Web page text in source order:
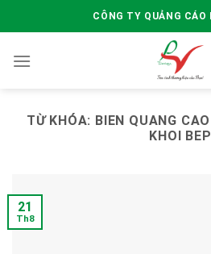
to
CÔNG TY QUẢNG CÁO
TỪ KHÓA: BIEN QUANG
KHOI BEP
21
Th8